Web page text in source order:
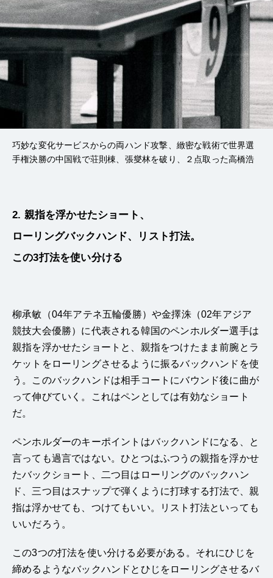
巧妙な変化サービスからの両ハンド攻撃、緻密な戦術で世界選
手権決勝の中国戦で荘則棟、張燮林を破り、２点取った高橋浩
2. 親指を浮かせたショート、
ローリングバックハンド、リスト打法。
この3打法を使い分ける
柳承敏（04年アテネ五輪優勝）や金擇洙（02年アジア
競技大会優勝）に代表される韓国のペンホルダー選手は
親指を浮かせたショートと、親指をつけたまま前腕とラ
ケットをローリングさせるように振るバックハンドを使
う。このバックハンドは相手コートにバウンド後に曲が
って伸びていく。これはペンとしては有効なショート
だ。
ペンホルダーのキーポイントはバックハンドになる、と
言っても過言ではない。ひとつはふつうの親指を浮かせ
たバックショート、二つ目はローリングのバックハン
ド、三つ目はスナップで弾くように打球する打法で、親
指は浮かせても、つけてもいい。リスト打法といっても
いいだろう。
この3つの打法を使い分ける必要がある。それにひじを
締めるようなバックハンドとひじをローリングさせるバ